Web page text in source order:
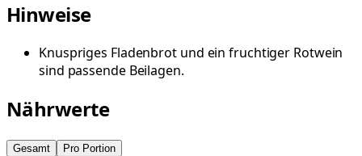
Hinweise
Knuspriges Fladenbrot und ein fruchtiger Rotwein
sind passende Beilagen.
Nährwerte
Gesamt Pro Portion